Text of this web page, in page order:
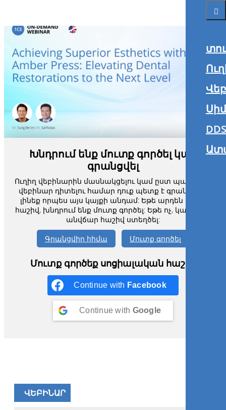
Խնդրում ենք մուտք գործել կամ
գրանցվել
Ուղիղ վեբինարին մասնակցելու կամ ըստ պահանջի
վեբինար դիտելու համար դուք պետք է գրանցված
լինեք որպես այս կայքի անդամ: Եթե արդեն ունեք
հաշիվ, խնդրում ենք մուտք գործել: Եթե ոչ, կարող եք
անվճար հաշիվ ստեղծել:
Գրանցվիր հիմա
Մուտք գործել
Մուտք գործեք սոցիալական հաշիվ
Continue with Facebook
Continue with Google
ՎԵԲԻՆԱՐ